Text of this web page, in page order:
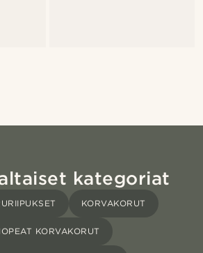
kategoriat
KORVAKORUT
KORVAKORUT